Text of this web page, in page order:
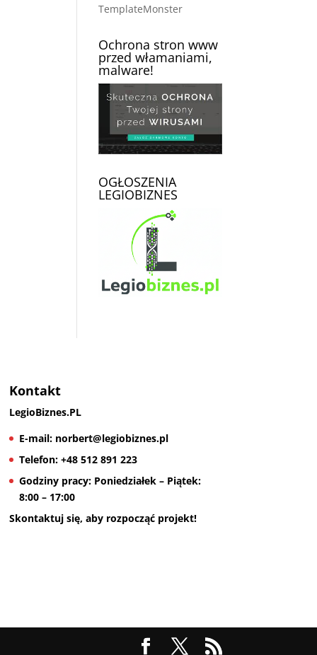
TemplateMonster
Ochrona stron www
przed włamaniami,
malware!
OGŁOSZENIA
LEGIOBIZNES
Kontakt
LegioBiznes.PL
E-mail:norbert@legiobiznes.pl
Telefon:+48 512 891 223
Godziny pracy:Poniedziałek – Piątek:
8:00 – 17:00
Skontaktuj się, aby rozpocząć projekt!